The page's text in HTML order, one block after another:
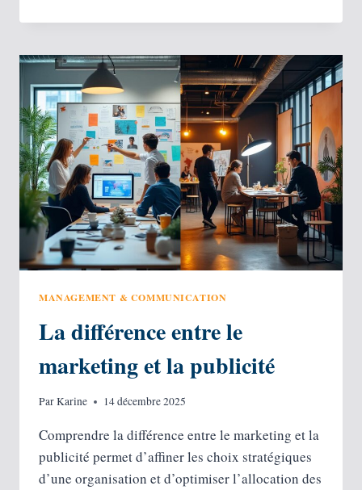
SOLUTION
POUR
UN
CENTRE
D’APPEL
MODERNE
MANAGEMENT & COMMUNICATION
La différence entre le
marketing et la publicité
ParKarine 14 décembre 2025
Comprendre la différence entre le marketing et la
publicité permet d’affiner les choix stratégiques
d’une organisation et d’optimiser l’allocation des